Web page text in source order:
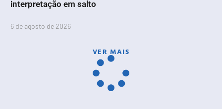
interpretação em salto
6 de agosto de 2026
VER MAIS